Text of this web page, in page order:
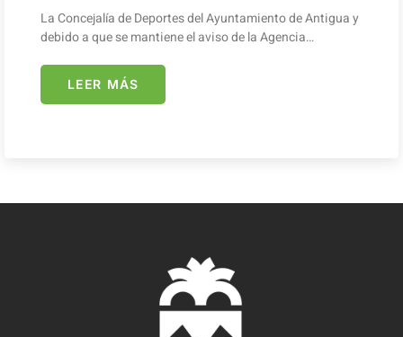
La Concejalía de Deportes del Ayuntamiento de Antigua y
debido a que se mantiene el aviso de la Agencia…
LEER MÁS